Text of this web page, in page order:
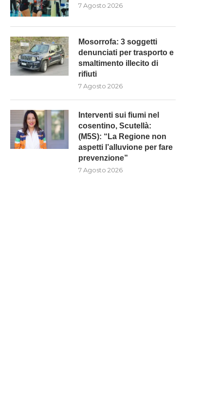
7 Agosto 2026
Mosorrofa: 3 soggetti
denunciati per trasporto e
smaltimento illecito di
rifiuti
7 Agosto 2026
Interventi sui fiumi nel
cosentino, Scutellà:
(M5S): “La Regione non
aspetti l’alluvione per fare
prevenzione”
7 Agosto 2026